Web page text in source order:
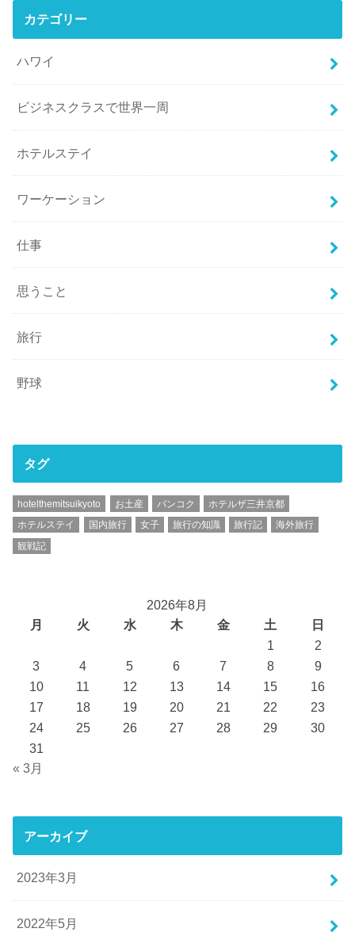
カテゴリー
ハワイ
ビジネスクラスで世界一周
ホテルステイ
ワーケーション
仕事
思うこと
旅行
野球
タグ
hotelthemitsuikyoto お土産 バンコク
ホテルザ三井京都
ホテルステイ
国内旅行 女子 旅行の知識 旅行記
海外旅行
観戦記
2026年8月
月
火 水 木 金 土
日
1
2
3
4 5 6 7 8
9
10
11 12 13 14 15
16
17
18 19 20 21 22
23
24
25 26 27 28 29
30
31
« 3月
アーカイブ
2023年3月
2022年5月